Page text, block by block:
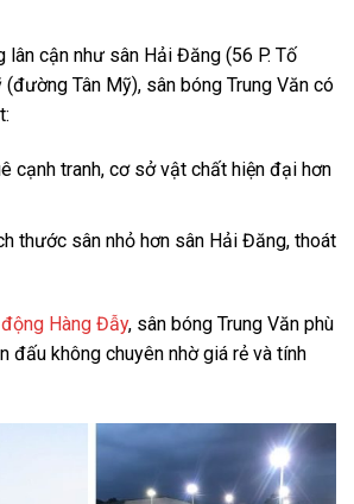
lân cận như sân Hải Đăng (56 P. Tố
(đường Tân Mỹ), sân bóng Trung Văn có
cạnh tranh, cơ sở vật chất hiện đại hơn
thước sân nhỏ hơn sân Hải Đăng, thoát
Hàng Đẫy, sân bóng Trung Văn phù
đấu không chuyên nhờ giá rẻ và tính